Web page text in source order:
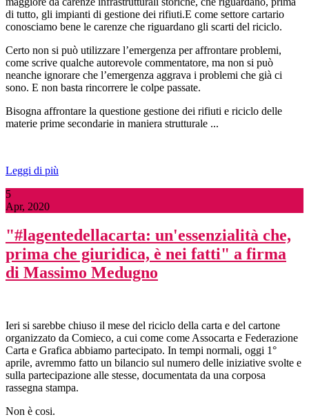
di tutto, gli impianti di gestione dei rifiuti.E come settore cartario
conosciamo bene le carenze che riguardano gli scarti del riciclo.
Certo non si può utilizzare l’emergenza per affrontare problemi,
come scrive qualche autorevole commentatore, ma non si può
neanche ignorare che l’emergenza aggrava i problemi che già ci
sono. E non basta rincorrere le colpe passate.
Bisogna affrontare la questione gestione dei rifiuti e riciclo delle
materie prime secondarie in maniera strutturale ...
Leggi di più
5
Apr, 2020
"#lagentedellacarta: un'essenzialità che,
prima che giuridica, è nei fatti" a firma
di Massimo Medugno
Ieri si sarebbe chiuso il mese del riciclo della carta e del cartone
organizzato da Comieco, a cui come come Assocarta e Federazione
Carta e Grafica abbiamo partecipato. In tempi normali, oggi 1°
aprile, avremmo fatto un bilancio sul numero delle iniziative svolte e
sulla partecipazione alle stesse, documentata da una corposa
rassegna stampa.
Non è cosi.